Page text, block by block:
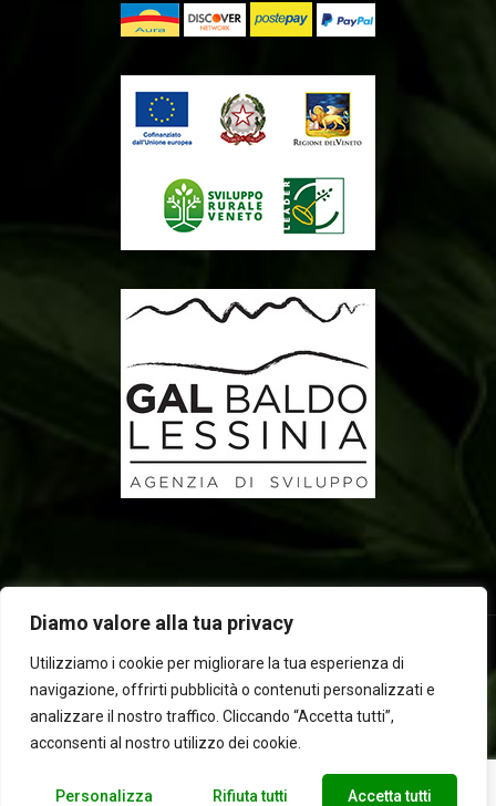
Diamo valore alla tua privacy
Utilizziamo i cookie per migliorare la tua esperienza di
navigazione, offrirti pubblicità o contenuti personalizzati e
analizzare il nostro traffico. Cliccando “Accetta tutti”,
acconsenti al nostro utilizzo dei cookie.
Personalizza Rifiuta tutti Accetta tutti
2025 © Laboratorio d'erbe Sauro - P.IVA 05049760233. Tutti i
diritti riservati | Designed by